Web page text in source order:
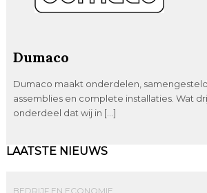
Dumaco
Dumaco maakt onderdelen,
assemblies en complete installaties. Wat
onderdeel dat wij in […]
LAATSTE NIEUWS
BEDRIJF EN ECONOMIE